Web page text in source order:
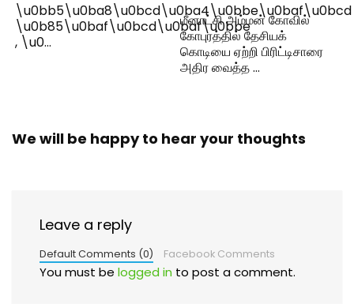
\u0bb5\u0ba8\u0bcd\u0ba4\u0bbe\u0baf\u0bcd
\u0b85\u0baf\u0bcd\u0baf\u0bbe
, \u0…
மீனாட்சி அம்மன் கோவில்
கோபுரத்தில் தேசியக்
கொடியை ஏற்றி பிரிட்டிசாரை
அதிர வைத்த …
We will be happy to hear your thoughts
Leave a reply
Default Comments (0) Facebook Comments
You must be logged in to post a comment.